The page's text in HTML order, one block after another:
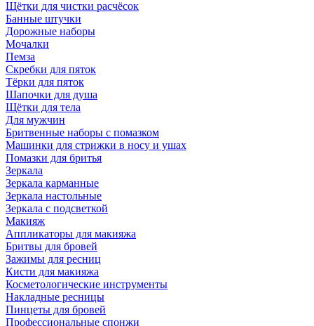
Щётки для чистки расчёсок
Банные штучки
Дорожные наборы
Мочалки
Пемза
Скребки для пяток
Тёрки для пяток
Шапочки для душа
Щётки для тела
Для мужчин
Бритвенные наборы с помазком
Машинки для стрижки в носу и ушах
Помазки для бритья
Зеркала
Зеркала карманные
Зеркала настольные
Зеркала с подсветкой
Макияж
Аппликаторы для макияжа
Бритвы для бровей
Зажимы для ресниц
Кисти для макияжа
Косметологические инструменты
Накладные ресницы
Пинцеты для бровей
Профессиональные спонжи